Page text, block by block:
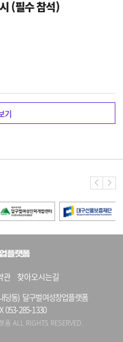
(필수 참석)
기
관 찾아오시는길
당동) 달구벌여성창업플랫폼
053-285-1330
ALL RIGHTS RESERVED.